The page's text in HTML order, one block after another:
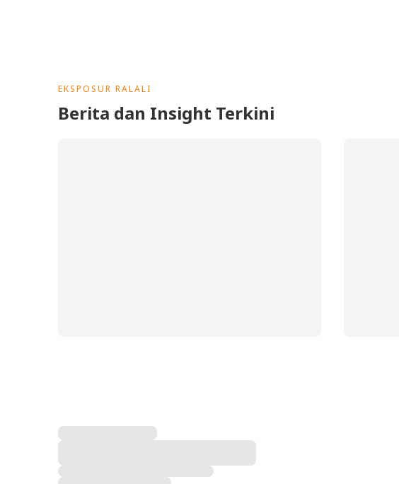
EKSPOSUR RALALI
Berita dan Insight Terkini